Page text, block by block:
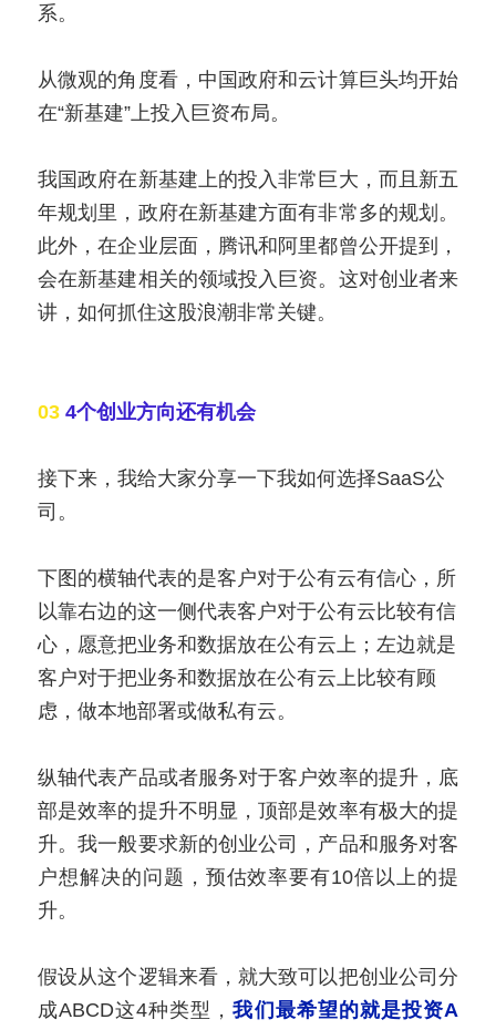
系。
从微观的角度看，中国政府和云计算巨头均开始
在“新基建”上投入巨资布局。
我国政府在新基建上的投入非常巨大，而且新五
年规划里，政府在新基建方面有非常多的规划。
此外，在企业层面，腾讯和阿里都曾公开提到，
会在新基建相关的领域投入巨资。这对创业者来
讲，如何抓住这股浪潮非常关键。
03 4个创业方向还有机会
接下来，我给大家分享一下我如何选择SaaS公
司。
下图的横轴代表的是客户对于公有云有信心，所
以靠右边的这一侧代表客户对于公有云比较有信
心，愿意把业务和数据放在公有云上；左边就是
客户对于把业务和数据放在公有云上比较有顾
虑，做本地部署或做私有云。
纵轴代表产品或者服务对于客户效率的提升，底
部是效率的提升不明显，顶部是效率有极大的提
升。我一般要求新的创业公司，产品和服务对客
户想解决的问题，预估效率要有10倍以上的提
升。
假设从这个逻辑来看，就大致可以把创业公司分
成ABCD这4种类型，我们最希望的就是投资A